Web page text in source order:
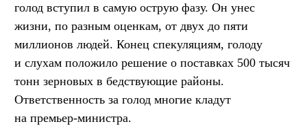
голод вступил в самую острую фазу. Он унес
жизни, по разным оценкам, от двух до пяти
миллионов людей. Конец спекуляциям, голоду
и слухам положило решение о поставках 500 тысяч
тонн зерновых в бедствующие районы.
Ответственность за голод многие кладут
на премьер-министра.